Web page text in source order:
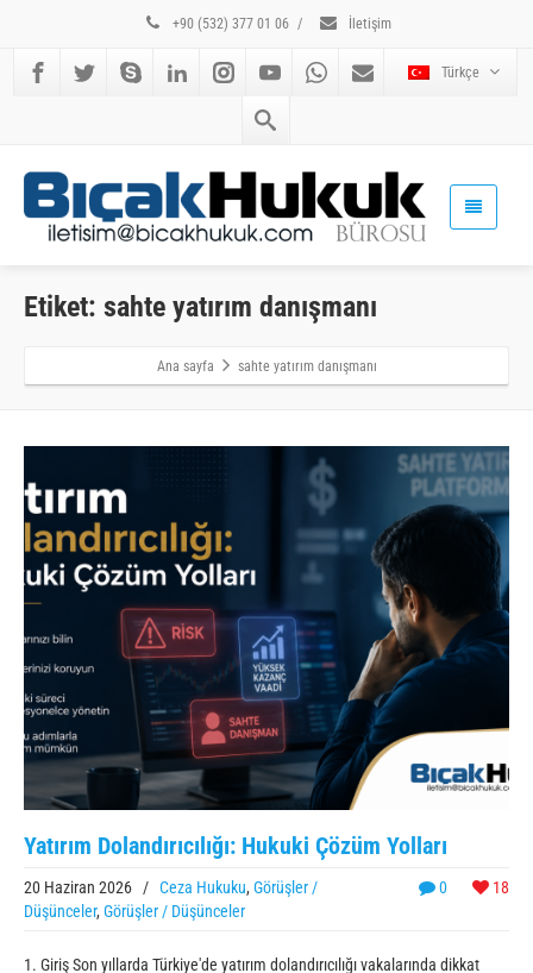
+90 (532) 377 01 06 / İletişim
Türkçe
Etiket: sahte yatırım danışmanı
Ana sayfa sahte yatırım danışmanı
Yatırım Dolandırıcılığı: Hukuki Çözüm Yolları
0 18
20 Haziran 2026 / Ceza Hukuku, Görüşler /
Düşünceler, Görüşler / Düşünceler
1. Giriş Son yıllarda Türkiye'de yatırım dolandırıcılığı vakalarında dikkat